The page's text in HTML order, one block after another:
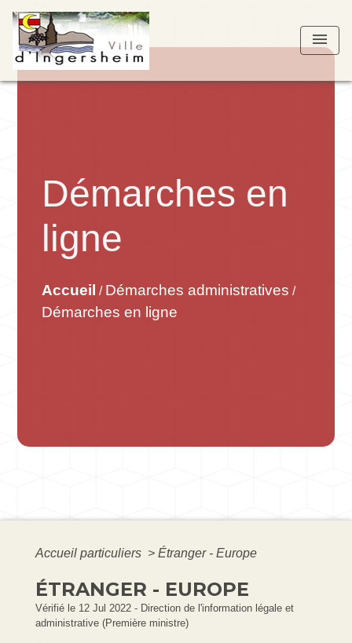
menu
Démarches en
ligne
Accueil / Démarches administratives /
Démarches en ligne
Accueil particuliers > Étranger - Europe
ÉTRANGER - EUROPE
Vérifié le 12 Jul 2022 - Direction de l'information légale et
administrative (Première ministre)